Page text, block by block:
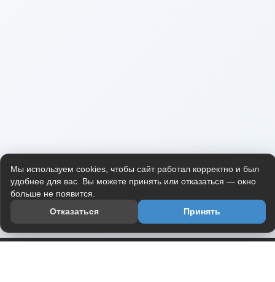
Мы используем cookies, чтобы сайт работал корректно и был
удобнее для вас. Вы можете принять или отказаться — окно
больше не появится.
Отказаться
Принять